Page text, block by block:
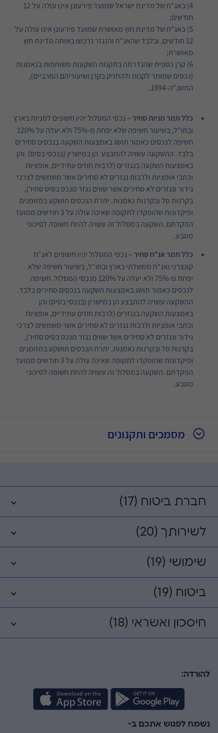
4) באג"ח של מדינת ישראל שמועד פירעונן אינו עולה על 12
חודשים;
5) באג"ח של מדינת חוץ מאושרת שמועד פירעונן אינו עולה על
12 חודשים, ובלבד שהאג"ח והנגזר נרכשו באותה מדינת חוץ
מאושרת;
6) קרן כספית שהגדרתה בתקנות השקעות משותפות בנאמנות
(נכסים שמותר לקנות ולהחזיק בקרן ושיעוריהם המרביים),
התשנ"ה-1994.
כלל תמר מניות סחיר – נכסי המסלול יהיו חשופים למניות בארץ
ובחו"ל, בשיעור חשיפה שלא יפחת מ-75% ולא יעלה על 120%
חשיפה לנכסים כאמור תושג באמצעות השקעה בנכסים סחירים
בלבד. ההשקעה עשויה להתבצע הן במישרין (בנכסי בסיס) והן
באמצעות השקעה בנגזרים (לרבות חוזים עתידיים, אופציות
וכתבי אופציות ולרבות נגזרים לא סחירים אשר משמשים לצרכי
גידור ונגזרים לא סחירים אשר שווים נגזר מנכס בסיס סחיר),
בקרנות סל ובקרנות נאמנות. יתרת הנכסים תושקע במזומנים
ופיקדונות שהופקדו לתקופה שאינה עולה על 3 חודשים ממועד
הפקדתם. השקעה במסלול זה עשויה להיות חשופה לסיכוני
מטבע.
כלל תמר אג"ח סחיר – נכסי המסלול יהיו חשופים לאג"ח
קונצרני ואג"ח ממשלתי בארץ ובחו"ל, בשיעור חשיפה שלא
יפחת מ-75% ולא יעלה על 120% מנכסי המסלול. חשיפה
לנכסים כאמור תושג באמצעות השקעה בנכסים סחירים בלבד.
ההשקעה עשויה להתבצע הן במישרין (בנכסי בסיס) והן
באמצעות השקעה בנגזרים (לרבות חוזים עתידיים, אופציות
וכתבי אופציות ולרבות נגזרים לא סחירים אשר משמשים לצרכי
גידור ונגזרים לא סחירים אשר שווים נגזר מנכס בסיס סחיר),
בקרנות סל ובקרנות נאמנות. יתרת הנכסים תושקע במזומנים
ופיקדונות שהופקדו לתקופה שאינה עולה על 3 חודשים ממועד
הפקדתם. השקעה במסלול זה עשויה להיות חשופה לסיכוני
מטבע.
מסמכים ותקנונים
חברת ביטוח (17)
לשירותך (20)
שימושי (19)
ביטוח (19)
חיסכון ואשראי (18)
להורדה:
נשמח לפגוש אתכם ב-